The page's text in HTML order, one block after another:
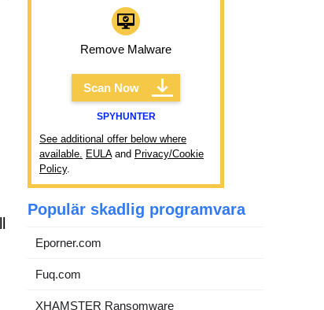
Remove Malware
Scan Now
SPYHUNTER
See additional offer below where
available. EULAand Privacy/Cookie
Policy.
Populär skadlig programvara
Eporner.com
Fuq.com
XHAMSTER Ransomware